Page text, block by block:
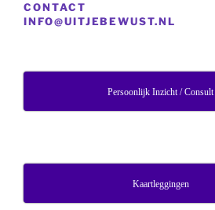
CONTACT
INFO@UITJEBEWUST.NL
Persoonlijk Inzicht / Consult
Kaartleggingen